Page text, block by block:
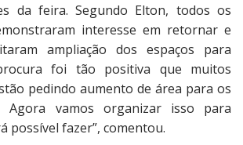
da feira. Segundo Elton, todos os
interesse em retornar e
ampliação dos espaços para
foi tão positiva que muitos
pedindo aumento de área para os
Agora vamos organizar isso para
possível fazer”, comentou.